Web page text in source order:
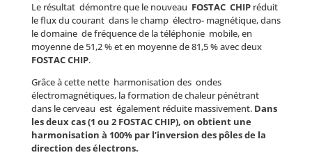
Le résultat démontre que le nouveau FOSTAC CHIP réduit
le flux du courant dans le champ électro- magnétique, dans
le domaine de fréquence de la téléphonie mobile, en
moyenne de 51,2 % et en moyenne de 81,5 % avec deux
FOSTAC CHIP.
Grâce à cette nette harmonisation des ondes
électromagnétiques, la formation de chaleur pénétrant
dans le cerveau est également réduite massivement. Dans
les deux cas (1 ou 2 FOSTAC CHIP), on obtient une
harmonisation à 100% par l’inversion des pôles de la
direction des électrons.